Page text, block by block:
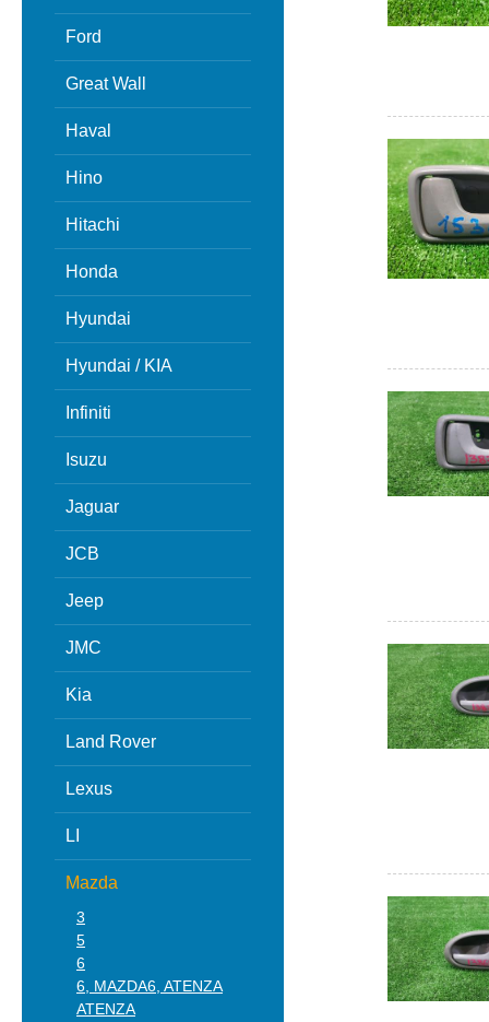
Ford
Great Wall
Haval
Hino
Hitachi
Honda
Hyundai
Hyundai / KIA
Infiniti
Isuzu
Jaguar
JCB
Jeep
JMC
Kia
Land Rover
Lexus
LI
Mazda
3
5
6
6, MAZDA6, ATENZA
ATENZA